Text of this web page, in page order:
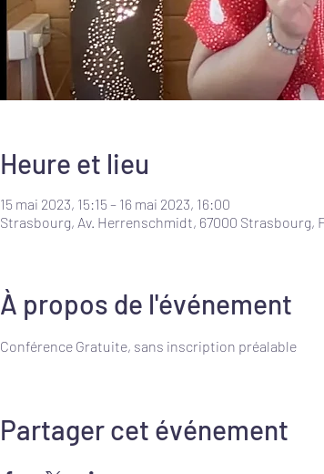
Heure et lieu
15 mai 2023, 15:15 – 16 mai 2023, 16:00
Strasbourg, Av. Herrenschmidt, 67000 Strasbourg,
À propos de l'événement
Conférence Gratuite, sans inscription préalable
Partager cet événement